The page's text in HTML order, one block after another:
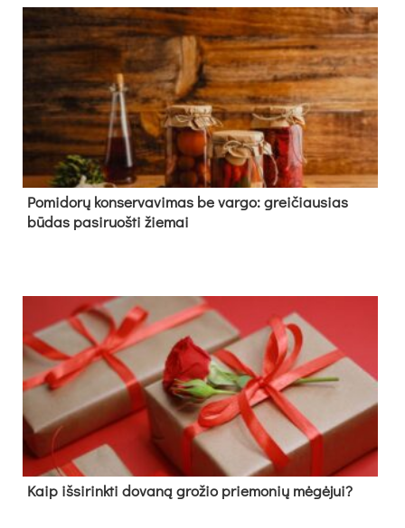
Pomidorų konservavimas be vargo: greičiausias
būdas pasiruošti žiemai
Kaip išsirinkti dovaną grožio priemonių mėgėjui?